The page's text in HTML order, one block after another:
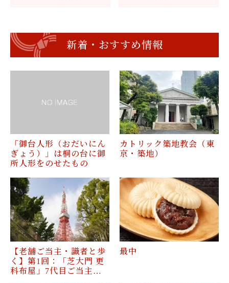
新着・おすすめ情報
「御台人形（おだいにん
ぎょう）」は桐の台に御
所人形をのせたもの
カトリック築地教会（東
京・築地）
【老舗ご当主・識者と歩
く】第1回：「芝大門 更
科布屋」7代目ご当主…
最中